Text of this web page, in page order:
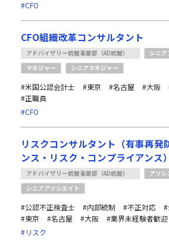
#CFO
CFO組織改革コンサルタント
アドバイザリー統轄事業部（AD統轄）
シニア
マネジャー
シニアマネジャー
#米国公認会計士 #東京 #名古屋 #大阪
#正職員
#CFO
リスクコンサルタント（有事再発
ンス・リスク・コンプライアンス）
アドバイザリー統轄事業部（AD統轄）
アソシ
シニアアソシエイト
#公認不正検査士 #内部統制 #不正対応
#東京
#名古屋 #大阪 #業界未経験者歓迎
#リスク